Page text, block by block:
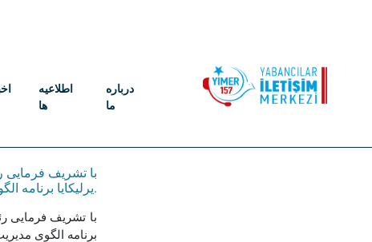
اطلاعیه
ها
درباره
ما
با تشریف
یرلیکایا برنامه الگوی مدیریت مهاجرت تورکیه در صدمین سالگرد تورکیه برگزار شد.
با تشریف فرمایی
برنامه الگوی